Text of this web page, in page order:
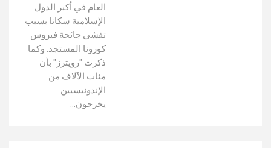
العام في أكبر الدول
الإسلامية سكانا بسبب
تفشي جائحة فيروس
كورونا المستجد. وكما
ذكرت "رويترز" بأن
مئات الآلاف من
الإندونيسيين
يخرجون…